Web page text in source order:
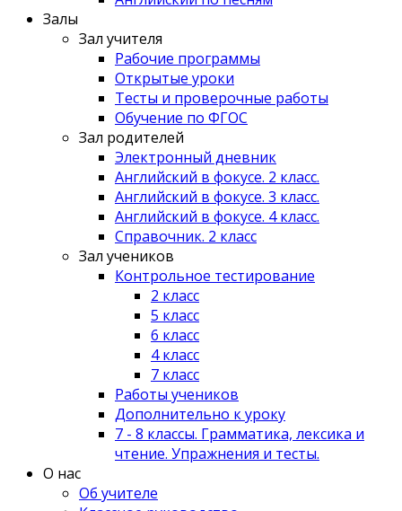
Залы
Зал учителя
Рабочие программы
Открытые уроки
Тесты и проверочные работы
Обучение по ФГОС
Зал родителей
Электронный дневник
Английский в фокусе. 2 класс.
Английский в фокусе. 3 класс.
Английский в фокусе. 4 класс.
Справочник. 2 класс
Зал учеников
Контрольное тестирование
2 класс
5 класс
6 класс
4 класс
7 класс
Работы учеников
Дополнительно к уроку
7 - 8 классы. Грамматика, лексика и
чтение. Упражнения и тесты.
О нас
Об учителе